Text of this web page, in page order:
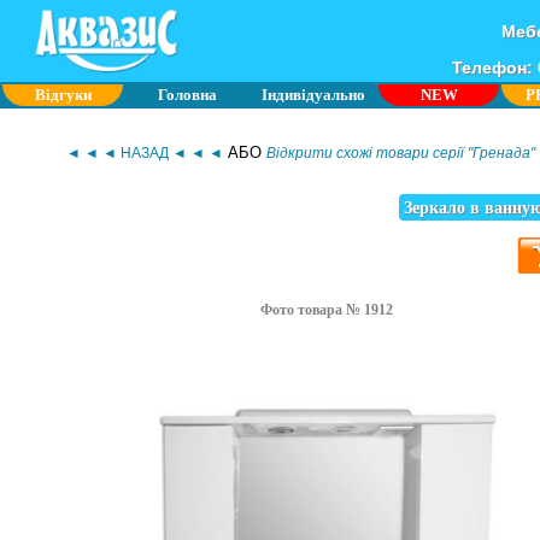
Телефон:
Відгуки Головна Індивідуально NEW
◄ ◄ ◄ НАЗАД ◄ ◄ ◄ АБО Відкрити схожі товари серії "Гренада"
Зеркало в
Фото товара № 1912